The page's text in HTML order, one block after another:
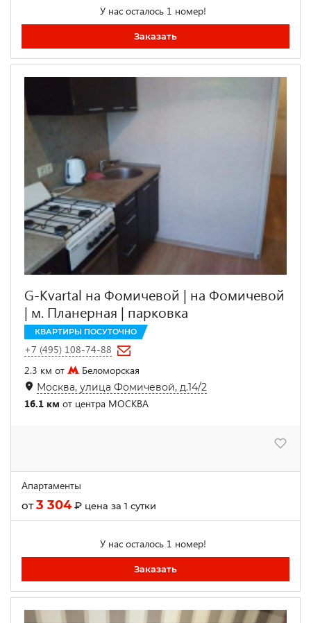
У нас осталось 1 номер!
Заказать
G-Kvartal на Фомичевой | на Фомичевой
| м. Планерная | парковка
КВАРТИРЫ ПОСУТОЧНО
+7 (495) 108-74-88
2.3 км от
Беломорская
Москва, улица Фомичевой, д.14/2
16.1 км от центра МОСКВА
Апартаменты
от3 304₽ цена за 1 сутки
У нас осталось 1 номер!
Заказать